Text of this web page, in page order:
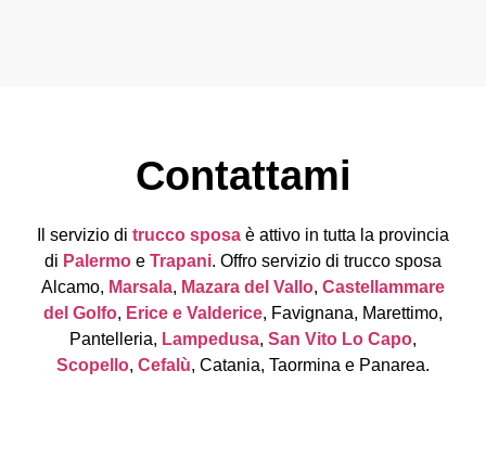
Contattami
Il servizio di trucco sposa è attivo in tutta la provincia
di Palermo e Trapani. Offro servizio di trucco sposa
Alcamo, Marsala, Mazara del Vallo, Castellammare
del Golfo, Erice e Valderice, Favignana, Marettimo,
Pantelleria, Lampedusa, San Vito Lo Capo,
Scopello, Cefalù, Catania, Taormina e Panarea.